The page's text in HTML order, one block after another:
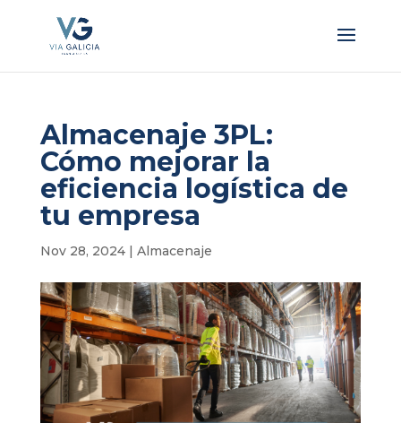
Almacenaje 3PL:
Cómo mejorar la
eficiencia logística de
tu empresa
Nov 28, 2024| Almacenaje